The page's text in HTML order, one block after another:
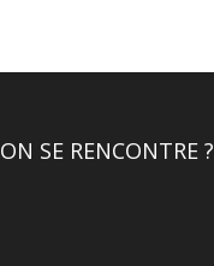
ON SE RENCONTRE ?